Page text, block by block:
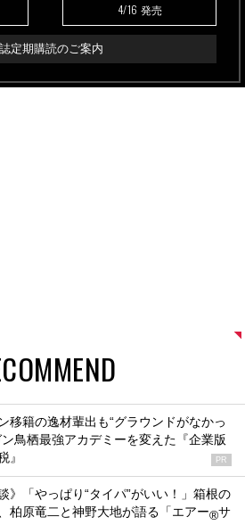
4/16 発売
定期購読のご案内
移籍の逸材輩出も“グラウンドがなかっ
鳥栖最強アカデミーを変えた『企業版
』
PR
》「やっぱり“タイパ”がいい！」箱根の
柏原竜二と神野大地が語る「エアー®サ